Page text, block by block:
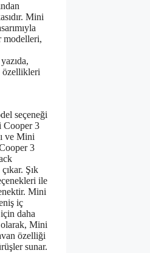
Mini
modelleri,
özellikleri
seçeneği
Cooper 3
ve Mini
3
Şık
ile
Mini
iç
daha
Mini
özelliği
sunar.